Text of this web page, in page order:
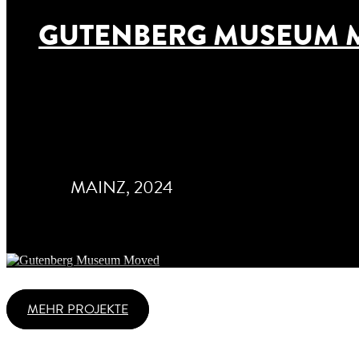
GUTENBERG MUSEUM
MAINZ, 2024
MEHR PROJEKTE